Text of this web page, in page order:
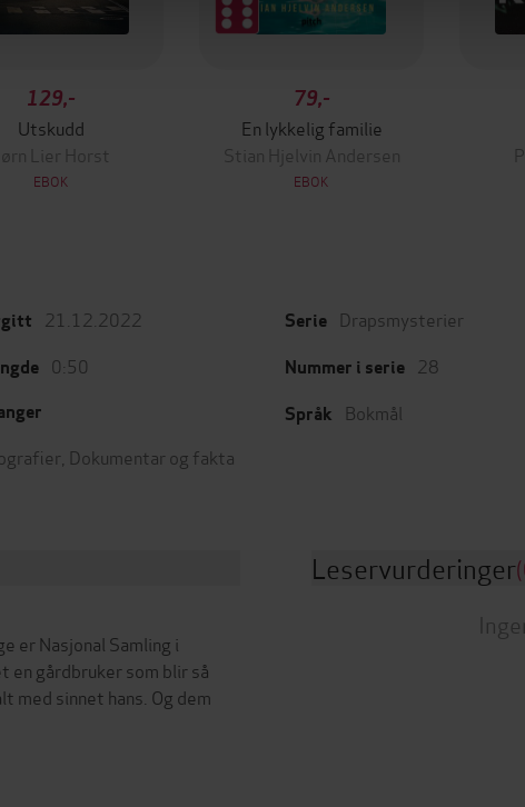
129,-
Utskudd
Jørn Lier Horst
EBOK
79,-
En lykkelig familie
Stian Hjelvin Andersen
EBOK
21.12.2022
0:50
Dokumentar og fakta
Serie Drapsmysterier
Nummer i serie 28
Språk Bokmål
er Nasjonal Samling i
en gårdbruker som blir så
sinnet hans. Og dem
Leservurderinger